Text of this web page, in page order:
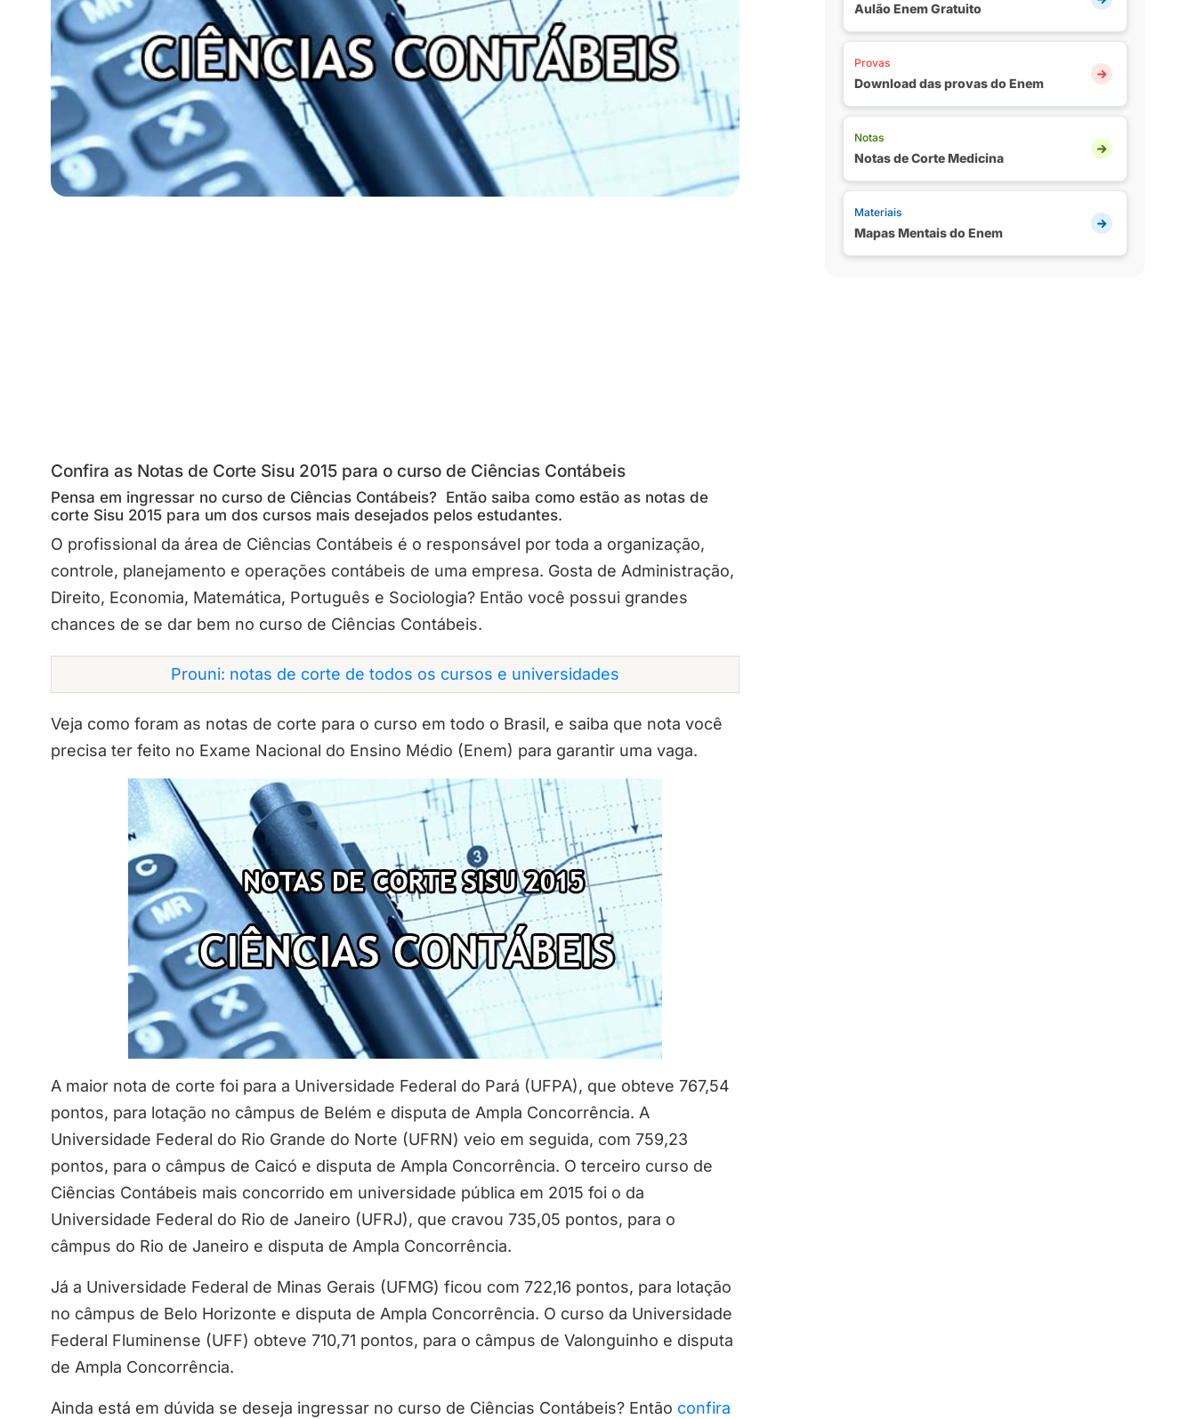
Confira as Notas de Corte Sisu 2015 para o curso de Ciências Contábeis
Pensa em ingressar no curso de Ciências Contábeis? Então saiba como estão as notas de
corte Sisu 2015 para um dos cursos mais desejados pelos estudantes.
O profissional da área de Ciências Contábeis é o responsável por toda a organização,
controle, planejamento e operações contábeis de uma empresa. Gosta de Administração,
Direito, Economia, Matemática, Português e Sociologia? Então você possui grandes
chances de se dar bem no curso de Ciências Contábeis.
Prouni: notas de corte de todos os cursos e universidades
Veja como foram as notas de corte para o curso em todo o Brasil, e saiba que nota você
precisa ter feito no Exame Nacional do Ensino Médio (Enem) para garantir uma vaga.
A maior nota de corte foi para a Universidade Federal do Pará (UFPA), que obteve 767,54
pontos, para lotação no câmpus de Belém e disputa de Ampla Concorrência. A
Universidade Federal do Rio Grande do Norte (UFRN) veio em seguida, com 759,23
pontos, para o câmpus de Caicó e disputa de Ampla Concorrência. O terceiro curso de
Ciências Contábeis mais concorrido em universidade pública em 2015 foi o da
Universidade Federal do Rio de Janeiro (UFRJ), que cravou 735,05 pontos, para o
câmpus do Rio de Janeiro e disputa de Ampla Concorrência.
Já a Universidade Federal de Minas Gerais (UFMG) ficou com 722,16 pontos, para lotação
no câmpus de Belo Horizonte e disputa de Ampla Concorrência. O curso da Universidade
Federal Fluminense (UFF) obteve 710,71 pontos, para o câmpus de Valonguinho e disputa
de Ampla Concorrência.
Ainda está em dúvida se deseja ingressar no curso de Ciências Contábeis? Então confira
Aulão Enem Gratuito
Provas
Download das provas do Enem
Notas
Notas de Corte Medicina
Materiais
Mapas Mentais do Enem